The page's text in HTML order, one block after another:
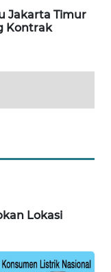
Jakarta Timur
Kontrak
Lokasi